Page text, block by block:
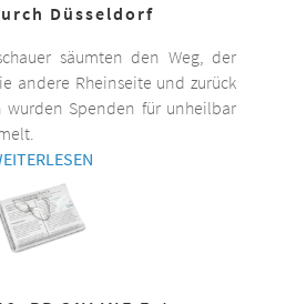
Düsseldorf
säumten den Weg, der
andere Rheinseite und zurück
Spenden für unheilbar